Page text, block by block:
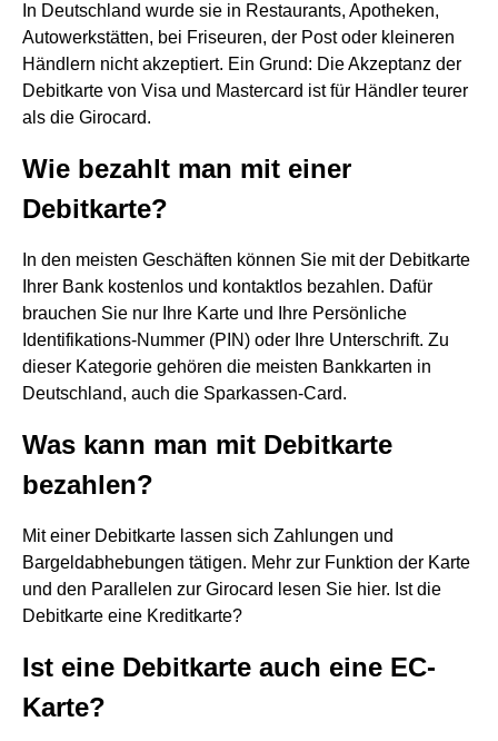
In Deutschland wurde sie in Restaurants, Apotheken,
Autowerkstätten, bei Friseuren, der Post oder kleineren
Händlern nicht akzeptiert. Ein Grund: Die Akzeptanz der
Debitkarte von Visa und Mastercard ist für Händler teurer
als die Girocard.
Wie bezahlt man mit einer
Debitkarte?
In den meisten Geschäften können Sie mit der Debitkarte
Ihrer Bank kostenlos und kontaktlos bezahlen. Dafür
brauchen Sie nur Ihre Karte und Ihre Persönliche
Identifikations-Nummer (PIN) oder Ihre Unterschrift. Zu
dieser Kategorie gehören die meisten Bankkarten in
Deutschland, auch die Sparkassen-Card.
Was kann man mit Debitkarte
bezahlen?
Mit einer Debitkarte lassen sich Zahlungen und
Bargeldabhebungen tätigen. Mehr zur Funktion der Karte
und den Parallelen zur Girocard lesen Sie hier. Ist die
Debitkarte eine Kreditkarte?
Ist eine Debitkarte auch eine EC-
Karte?